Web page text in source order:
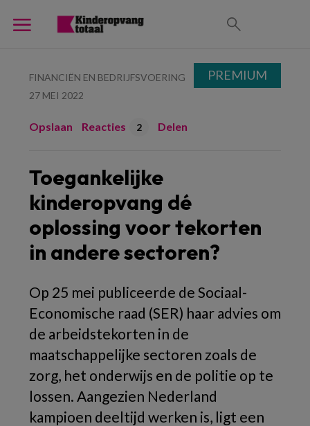
FINANCIËN EN BEDRIJFSVOERING
27 MEI 2022
Opslaan Reacties 2 Delen
Toegankelijke
kinderopvang dé
oplossing voor tekorten
in andere sectoren?
Op 25 mei publiceerde de Sociaal-
Economische raad (SER) haar advies om
de arbeidstekorten in de
maatschappelijke sectoren zoals de
zorg, het onderwijs en de politie op te
lossen. Aangezien Nederland
kampioen deeltijd werken is, ligt een
PREMIUM